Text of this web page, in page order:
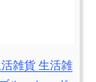
雑貨 生活雑